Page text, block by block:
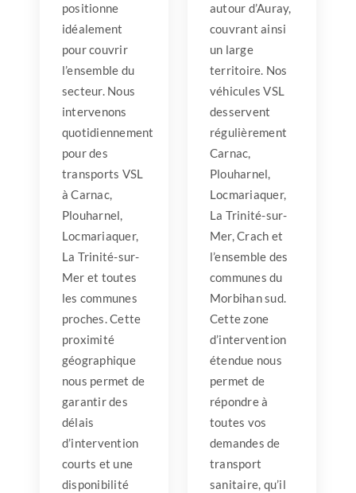
positionne
idéalement
pour couvrir
l’ensemble du
secteur. Nous
intervenons
quotidiennement
pour des
transports VSL
à Carnac,
Plouharnel,
Locmariaquer,
La Trinité-sur-
Mer et toutes
les communes
proches. Cette
proximité
géographique
nous permet de
garantir des
délais
d’intervention
courts et une
disponibilité
autour d’Auray,
couvrant ainsi
un large
territoire. Nos
véhicules VSL
desservent
régulièrement
Carnac,
Plouharnel,
Locmariaquer,
La Trinité-sur-
Mer, Crach et
l’ensemble des
communes du
Morbihan sud.
Cette zone
d’intervention
étendue nous
permet de
répondre à
toutes vos
demandes de
transport
sanitaire, qu’il